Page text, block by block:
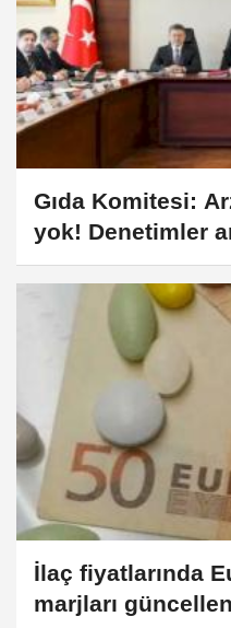
Gıda Komitesi:
yok! Denetimler
İlaç fiyatlarında
marjları